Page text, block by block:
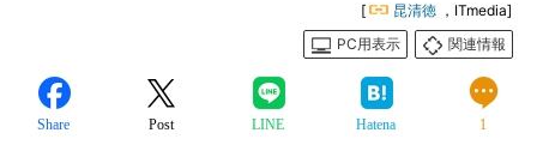
[ 昆清徳 ，ITmedia]
PC用表示
関連情報
Share Post LINE Hatena 1